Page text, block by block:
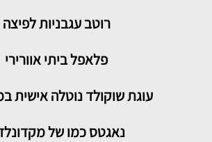
רוטב עגבניות לפיצה
פלאפל ביתי אוורירי
עוגת שוקולד נוטלה אישית
נאגטס כמו של